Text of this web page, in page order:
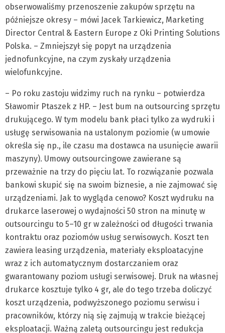
obserwowaliśmy przenoszenie zakupów sprzętu na
późniejsze okresy – mówi Jacek Tarkiewicz, Marketing
Director Central & Eastern Europe z Oki Printing Solutions
Polska. – Zmniejszył się popyt na urządzenia
jednofunkcyjne, na czym zyskały urządzenia
wielofunkcyjne.
– Po roku zastoju widzimy ruch na rynku – potwierdza
Sławomir Ptaszek z HP. – Jest bum na outsourcing sprzętu
drukującego. W tym modelu bank płaci tylko za wydruki i
usługę serwisowania na ustalonym poziomie (w umowie
określa się np., ile czasu ma dostawca na usunięcie awarii
maszyny). Umowy outsourcingowe zawierane są
przeważnie na trzy do pięciu lat. To rozwiązanie pozwala
bankowi skupić się na swoim biznesie, a nie zajmować się
urządzeniami. Jak to wygląda cenowo? Koszt wydruku na
drukarce laserowej o wydajności 50 stron na minutę w
outsourcingu to 5–10 gr w zależności od długości trwania
kontraktu oraz poziomów usług serwisowych. Koszt ten
zawiera leasing urządzenia, materiały eksploatacyjne
wraz z ich automatycznym dostarczaniem oraz
gwarantowany poziom usługi serwisowej. Druk na własnej
drukarce kosztuje tylko 4 gr, ale do tego trzeba doliczyć
koszt urządzenia, podwyższonego poziomu serwisu i
pracowników, którzy nią się zajmują w trakcie bieżącej
eksploatacji. Ważną zaletą outsourcingu jest redukcja